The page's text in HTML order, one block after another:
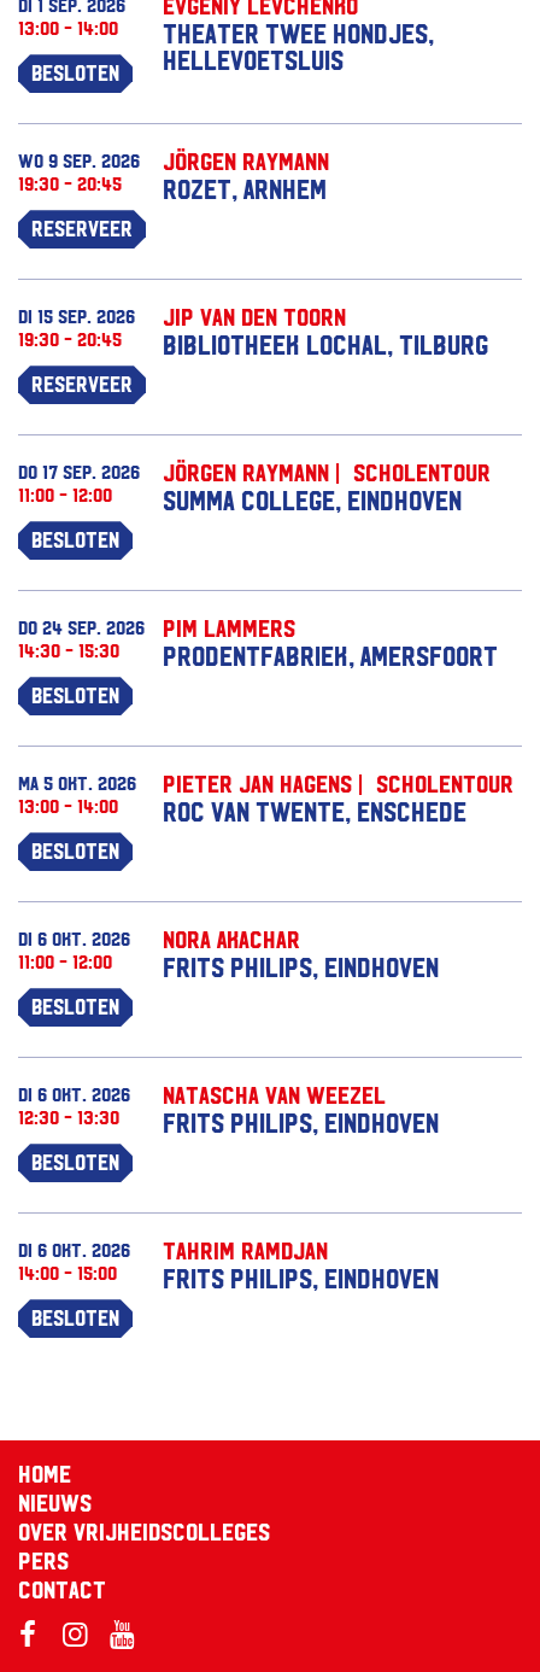
Evgeniy Levchenko
Theater Twee Hondjes,
Hellevoetsluis
13:00 - 14:00
Besloten
Jörgen Raymann
Rozet, Arnhem
wo 9 sep. 2026
19:30 - 20:45
Reserveer
Jip van den Toorn
Bibliotheek Lochal, Tilburg
di 15 sep. 2026
19:30 - 20:45
Reserveer
Jörgen Raymann | Scholentour
Summa College, Eindhoven
do 17 sep. 2026
11:00 - 12:00
Besloten
Pim Lammers
Prodentfabriek, Amersfoort
do 24 sep. 2026
14:30 - 15:30
Besloten
Pieter Jan Hagens | Scholentour
ROC van Twente, Enschede
ma 5 okt. 2026
13:00 - 14:00
Besloten
Nora Akachar
Frits Philips, Eindhoven
di 6 okt. 2026
11:00 - 12:00
Besloten
Natascha van Weezel
Frits Philips, Eindhoven
di 6 okt. 2026
12:30 - 13:30
Besloten
Tahrim Ramdjan
Frits Philips, Eindhoven
di 6 okt. 2026
14:00 - 15:00
Besloten
Home
Nieuws
Over Vrijheidscolleges
Pers
Contact